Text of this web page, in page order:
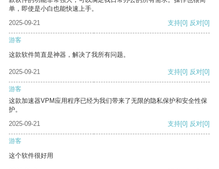
单，即使是小白也能快速上手。
2025-09-21
支持[0] 反对[0]
游客
这款软件简直是神器，解决了我所有问题。
2025-09-21 支持[0] 反对[0]
游客
这款加速器VPM应用程序已经为我们带来了无限的隐私保护和安全性保
护。
2025-09-21
支持[0] 反对[0]
游客
这个软件很好用